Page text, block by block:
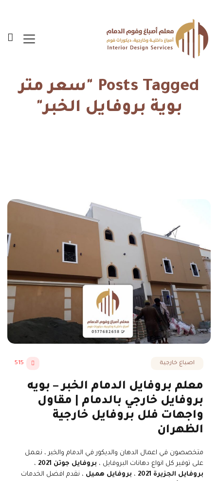
Posts Tagged "سعر متر
بوية بروفايل الخبر"
اصباغ خارجية 515
معلم بروفايل الدمام الخبر – بويه
بروفايل خارجي بالدمام | مقاول
واجهات فلل بروفايل خارجية
الظهران
متخصصون في اعمال الدهان والديكور في الدمام والخبر ، نعمل
على توفير كل انواع دهانات البروفايل ، بروفايل جوتن 2021 ،
بروفايل الجزيرة 2021
، بروفايل هميل ، نقدم افضل الخدمات